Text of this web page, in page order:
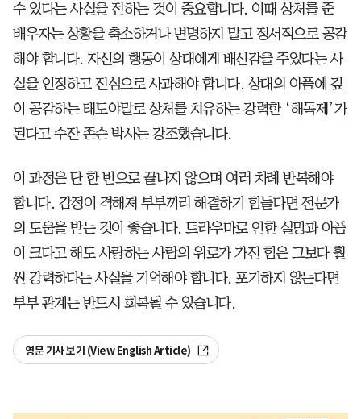
수 있다는 사실을 전하는 것이 중요합니다. 이때 상처를 준
배우자는 상황을 축소하거나 변명하지 말고 정서적으로 공감
해야 합니다. 자신의 행동이 상대에게 배신감을 주었다는 사
실을 인정하고 진심으로 사과해야 합니다. 상대의 아픔에 깊
이 공감하는 태도야말로 상처를 치유하는 강력한 ‘해독제’가
된다고 수잔 존슨 박사는 강조했습니다.
이 과정은 단 한 번으로 끝나지 않으며 여러 차례 반복해야
합니다. 감정이 격해져 부부끼리 해결하기 힘들다면 전문가
의 도움을 받는 것이 좋습니다. 트라우마로 인한 실망과 아픔
이 크다고 해도 사랑하는 사람의 위로가 가진 힘은 그보다 훨
씬 강력하다는 사실을 기억해야 합니다. 포기하지 않는다면
부부 관계는 반드시 회복될 수 있습니다.
영문 기사 보기 (View English Article)